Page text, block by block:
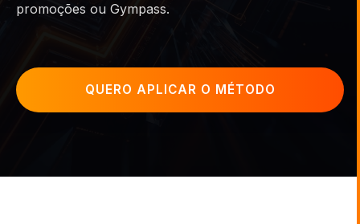
promoções ou Gympass.
QUERO APLICAR O MÉTODO